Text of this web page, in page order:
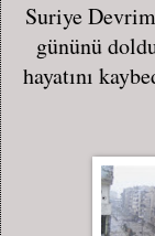
Suriye
gününü
hayatını